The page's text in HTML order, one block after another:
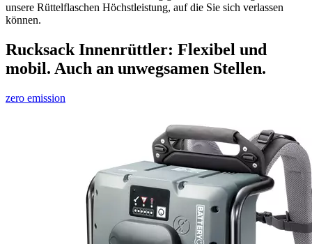
unsere Rüttelflaschen Höchstleistung, auf die Sie sich verlassen
können.
Rucksack Innenrüttler: Flexibel und
mobil. Auch an unwegsamen Stellen.
zero emission